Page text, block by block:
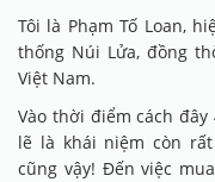
Tôi là Phạm Tố Loan,
thống Núi Lửa, đồng
Việt Nam.
Vào thời điểm cách
lẽ là khái niệm còn
cũng vậy! Đến việc